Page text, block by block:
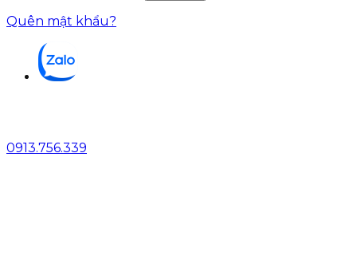
Quên mật khẩu?
0913.756.339